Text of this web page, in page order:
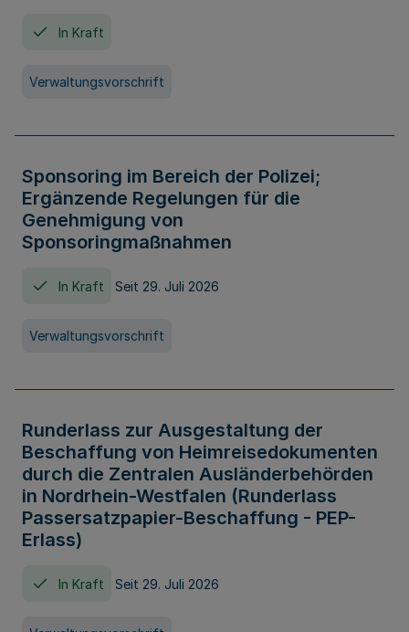
In Kraft
Verwaltungsvorschrift
Sponsoring im Bereich der Polizei;
Ergänzende Regelungen für die
Genehmigung von
Sponsoringmaßnahmen
In Kraft Seit 29. Juli 2026
Verwaltungsvorschrift
Runderlass zur Ausgestaltung der
Beschaffung von Heimreisedokumenten
durch die Zentralen Ausländerbehörden
in Nordrhein-Westfalen (Runderlass
Passersatzpapier-Beschaffung - PEP-
Erlass)
In Kraft Seit 29. Juli 2026